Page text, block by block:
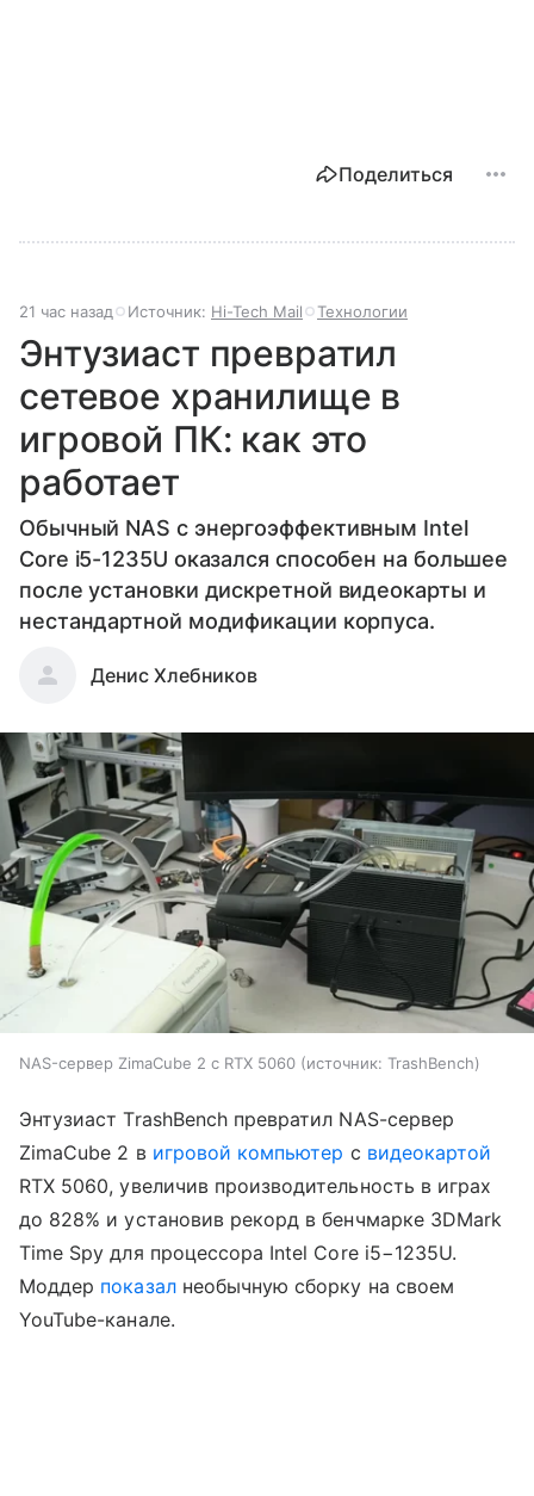
Поделиться
21 час назад Источник: Hi-Tech Mail Технологии
Энтузиаст превратил
сетевое хранилище в
игровой ПК: как это
работает
Обычный NAS с энергоэффективным Intel
Core i5-1235U оказался способен на большее
после установки дискретной видеокарты и
нестандартной модификации корпуса.
Денис Хлебников
NAS-сервер ZimaCube 2 с RTX 5060 источник: TrashBench
Энтузиаст TrashBench превратил NAS-сервер
ZimaCube 2 в игровой компьютер с видеокартой
RTX 5060, увеличив производительность в играх
до 828% и установив рекорд в бенчмарке 3DMark
Time Spy для процессора Intel Core i5−1235U.
Моддер показалнеобычную сборку на своем
YouTube-канале.